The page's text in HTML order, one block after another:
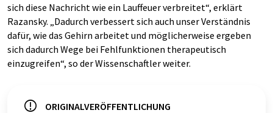
sich diese Nachricht wie ein Lauffeuer verbreitet“, erklärt
Razansky. „Dadurch verbessert sich auch unser Verständnis
dafür, wie das Gehirn arbeitet und möglicherweise ergeben
sich dadurch Wege bei Fehlfunktionen therapeutisch
einzugreifen“, so der Wissenschaftler weiter.
ORIGINALVERÖFFENTLICHUNG